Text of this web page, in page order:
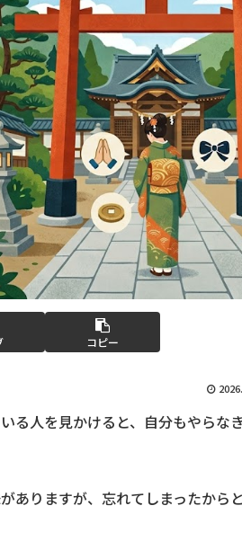
コピー
る人を見かけると、自分もやらな
ありますが、忘れてしまったから